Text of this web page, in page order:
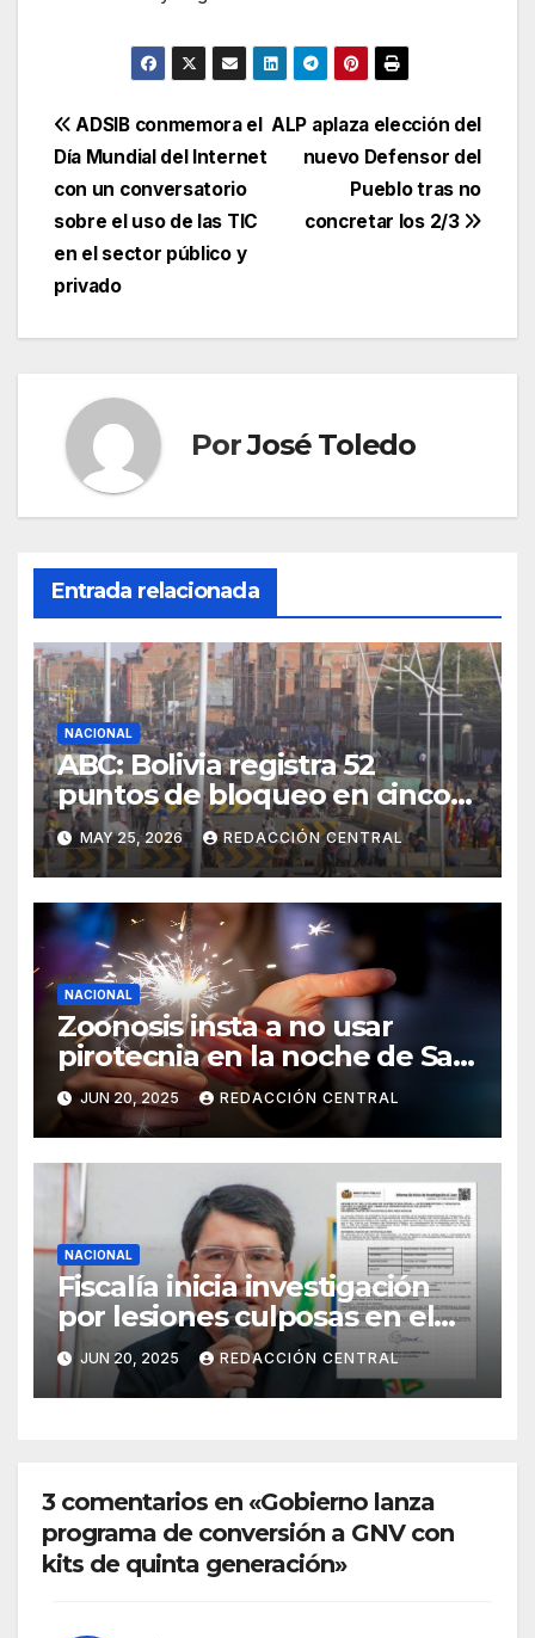
Navegación
de
entradas
ALP aplaza elección del
nuevo Defensor del
Pueblo tras no
concretar los 2/3
ADSIB conmemora el
Día Mundial del Internet
con un conversatorio
sobre el uso de las TIC
en el sector público y
privado
PorJosé Toledo
Entrada relacionada
NACIONAL
ABC: Bolivia registra 52
puntos de bloqueo en cinco
departamentos
MAY 25, 2026 REDACCIÓN CENTRAL
NACIONAL
Zoonosis insta a no usar
pirotecnia en la noche de San
Juan
JUN 20, 2025 REDACCIÓN CENTRAL
NACIONAL
Fiscalía inicia investigación
por lesiones culposas en el
caso del gobernador
chuquisaqueño Damián
Condori
JUN 20, 2025 REDACCIÓN CENTRAL
3 comentarios en «Gobierno lanza
programa de conversión a GNV con
kits de quinta generación»